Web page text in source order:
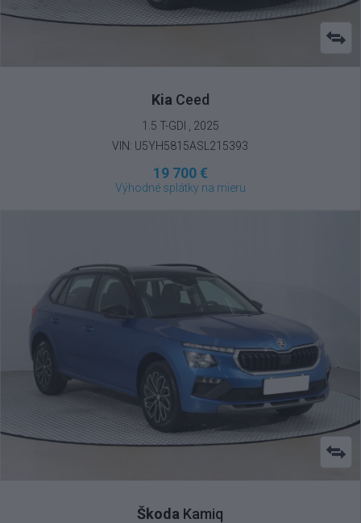
Kia Ceed
1.5 T-GDI , 2025
VIN: U5YH5815ASL215393
19 700 €
Výhodné splátky na mieru
Škoda Kamiq